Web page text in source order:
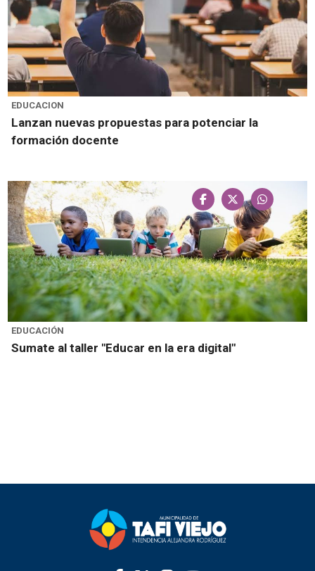
EDUCACION
Lanzan nuevas propuestas para potenciar la
formación docente
EDUCACIÓN
Sumate al taller "Educar en la era digital"